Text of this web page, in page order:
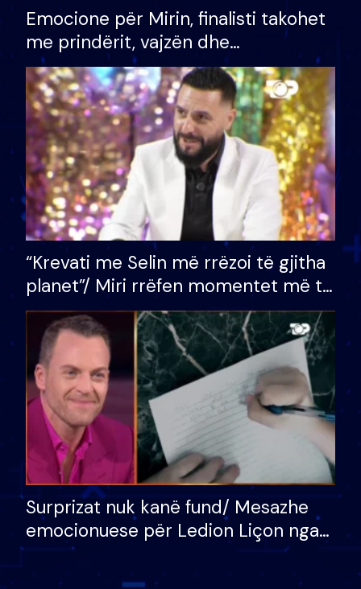
Emocione për Mirin, finalisti takohet
me prindërit, vajzën dhe
bashkëshorten: S’kemi ndonjë letër
divorci apo jo?
“Krevati me Selin më rrëzoi të gjitha
planet”/ Miri rrëfen momentet më të
bukura në shtëpinë e BB VIP: Do më
mungojë zilja e mëngjesit kur…
Surprizat nuk kanë fund/ Mesazhe
emocionuese për Ledion Liçon nga
nëna dhe fëmijët e tij, moderatori
nuk i mban dot lotët: Nuk meritoj…